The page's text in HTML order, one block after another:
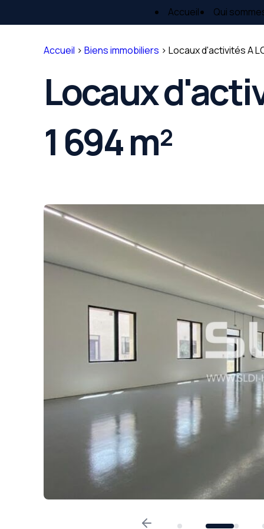
Accueil Qui
Accueil >Biens immobiliers >Locaux d'activités A
Locaux
1 694 m²